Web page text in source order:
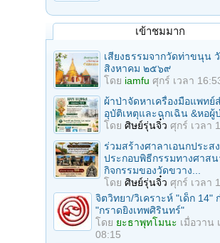
เข้าชมมาก
เสียงธรรมจากวัดท่าขนุน
สิงหาคม ๒๕๖๙
โดย iamfu ศุกร์ เวลา
ผ้าป่าจัดหาเครื่องมือแพทย์
อุบัติเหตุและฉุกเฉิน &หอผู้ป่
โดย ศิษย์รุ่นจิ๋ว ศุกร์ เวลา
ร่วมสร้างศาลาเอนกประส
ประกอบพิธีกรรมทางศาสน
กิจกรรมของวัดขวาง...
โดย ศิษย์รุ่นจิ๋ว ศุกร์ เวลา
จิตวิทยา/วิเคราะห์ "เด็ก 14"
"กราดยิงเทพศิรินทร์"
โดย ยะธาพุทโมนะ เมื่อวาน
08:15